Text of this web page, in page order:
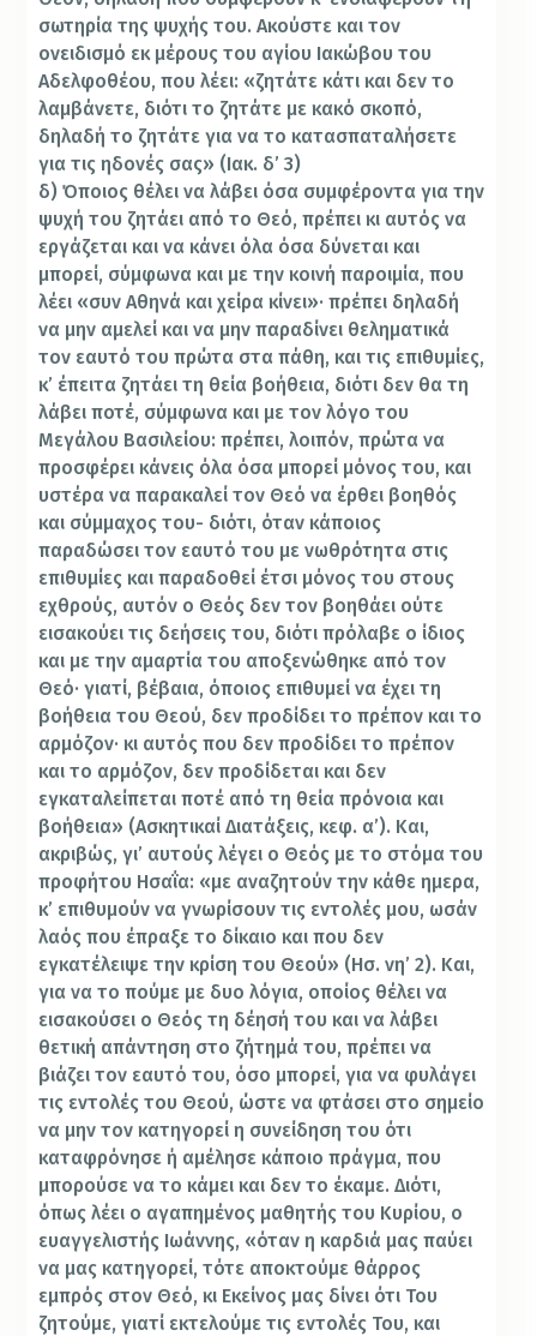
σωτηρία της ψυχής του. Ακούστε και τον
ονειδισμό εκ μέρους του αγίου Ιακώβου του
Αδελφοθέου, που λέει: «ζητάτε κάτι και δεν το
λαμβάνετε, διότι το ζητάτε με κακό σκοπό,
δηλαδή το ζητάτε για να το κατασπαταλήσετε
για τις ηδονές σας» (Ιακ. δ’ 3)
δ) Όποιος θέλει να λάβει όσα συμφέροντα για την
ψυχή του ζητάει από το Θεό, πρέπει κι αυτός να
εργάζεται και να κάνει όλα όσα δύνεται και
μπορεί, σύμφωνα και με την κοινή παροιμία, που
λέει «συν Αθηνά και χείρα κίνει»· πρέπει δηλαδή
να μην αμελεί και να μην παραδίνει θεληματικά
τον εαυτό του πρώτα στα πάθη, και τις επιθυμίες,
κ’ έπειτα ζητάει τη θεία βοήθεια, διότι δεν θα τη
λάβει ποτέ, σύμφωνα και με τον λόγο του
Μεγάλου Βασιλείου: πρέπει, λοιπόν, πρώτα να
προσφέρει κάνεις όλα όσα μπορεί μόνος του, και
υστέρα να παρακαλεί τον Θεό να έρθει βοηθός
και σύμμαχος του- διότι, όταν κάποιος
παραδώσει τον εαυτό του με νωθρότητα στις
επιθυμίες και παραδοθεί έτσι μόνος του στους
εχθρούς, αυτόν ο Θεός δεν τον βοηθάει ούτε
εισακούει τις δεήσεις του, διότι πρόλαβε ο ίδιος
και με την αμαρτία του αποξενώθηκε από τον
Θεό· γιατί, βέβαια, όποιος επιθυμεί να έχει τη
βοήθεια του Θεού, δεν προδίδει το πρέπον και το
αρμόζον· κι αυτός που δεν προδίδει το πρέπον
και το αρμόζον, δεν προδίδεται και δεν
εγκαταλείπεται ποτέ από τη θεία πρόνοια και
βοήθεια» (Ασκητικαί Διατάξεις, κεφ. α’). Και,
ακριβώς, γι’ αυτούς λέγει ο Θεός με το στόμα του
προφήτου Ησαΐα: «με αναζητούν την κάθε ημερα,
κ’ επιθυμούν να γνωρίσουν τις εντολές μου, ωσάν
λαός που έπραξε το δίκαιο και που δεν
εγκατέλειψε την κρίση του Θεού» (Ησ. νη’ 2). Και,
για να το πούμε με δυο λόγια, οποίος θέλει να
εισακούσει ο Θεός τη δέησή του και να λάβει
θετική απάντηση στο ζήτημά του, πρέπει να
βιάζει τον εαυτό του, όσο μπορεί, για να φυλάγει
τις εντολές του Θεού, ώστε να φτάσει στο σημείο
να μην τον κατηγορεί η συνείδηση του ότι
καταφρόνησε ή αμέλησε κάποιο πράγμα, που
μπορούσε να το κάμει και δεν το έκαμε. Διότι,
όπως λέει ο αγαπημένος μαθητής του Κυρίου, ο
ευαγγελιστής Ιωάννης, «όταν η καρδιά μας παύει
να μας κατηγορεί, τότε αποκτούμε θάρρος
εμπρός στον Θεό, κι Εκείνος μας δίνει ότι Του
ζητούμε, γιατί εκτελούμε τις εντολές Του, και